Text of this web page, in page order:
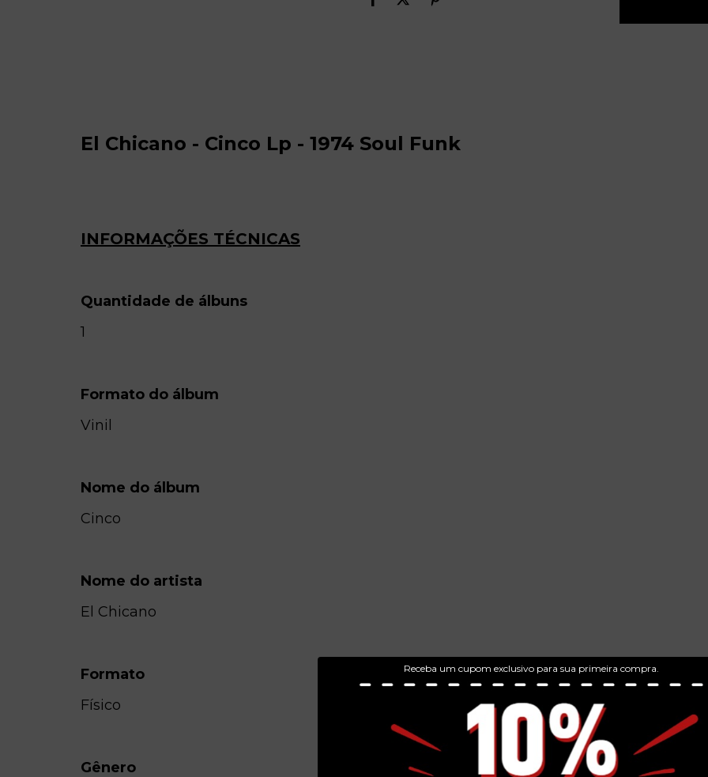
Receba um cupom exclusivo para sua primeira compra.
El Chicano - Cinco Lp - 1974 Soul Funk
INFORMAÇÕES TÉCNICAS
Quantidade de álbuns
1
Formato do álbum
Vinil
Nome do álbum
Cinco
Nome do artista
El Chicano
Formato
Físico
Gênero